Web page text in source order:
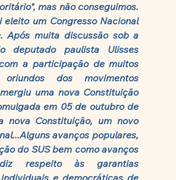
mas não conseguimos.
eleito um Congresso Nacional
Após muita discussão sob a
deputado paulista Ulisses
a participação de muitos
oriundos dos movimentos
uma nova Constituição
em 05 de outubro de
nova Constituição, um novo
avanços populares,
do SUS bem como avanços
respeito às garantias